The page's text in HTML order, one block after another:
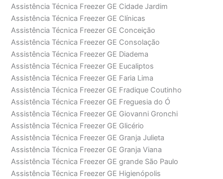
Assistência Técnica Freezer GE Cidade Jardim
Assistência Técnica Freezer GE Clínicas
Assistência Técnica Freezer GE Conceição
Assistência Técnica Freezer GE Consolação
Assistência Técnica Freezer GE Diadema
Assistência Técnica Freezer GE Eucaliptos
Assistência Técnica Freezer GE Faria Lima
Assistência Técnica Freezer GE Fradique Coutinho
Assistência Técnica Freezer GE Freguesia do Ó
Assistência Técnica Freezer GE Giovanni Gronchi
Assistência Técnica Freezer GE Glicério
Assistência Técnica Freezer GE Granja Julieta
Assistência Técnica Freezer GE Granja Viana
Assistência Técnica Freezer GE grande São Paulo
Assistência Técnica Freezer GE Higienópolis